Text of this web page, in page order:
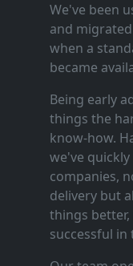
We've been
and
when a
became
Being early
things the
know‑how.
we've
companies,
delivery but
things
successful in